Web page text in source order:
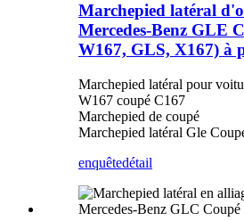
Marchepied latéral
Mercedes-Benz GLE
W167, GLS, X167) à
Marchepied latéral pour
W167 coupé C167
Marchepied de coupé
Marchepied latéral Gle
enquêtedétail